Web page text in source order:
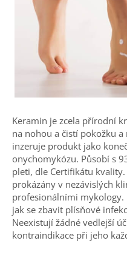
Keramin je zcela přírodní
na nohou a čistí pokožku
inzeruje produkt jako
onychomykózu. Působí s
pleti, dle Certifikátu
prokázány v nezávislých
profesionálními mykology.
jak se zbavit plísňové
Neexistují žádné vedlejší
kontraindikace při jeho